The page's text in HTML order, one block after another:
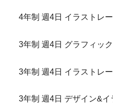
4年制 週4日 イラストレ
3年制 週4日 グラフィッ
3年制 週4日 イラストレ
3年制 週4日 デザイン&イ